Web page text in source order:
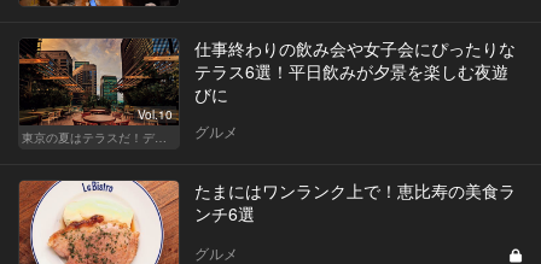
Vol.10
東京の夏はテラスだ！デートも女子会も盛り上がること間違いなし！
仕事終わりの飲み会や女子会にぴったりな
テラス6選！平日飲みが夕景を楽しむ夜遊
びに
グルメ
たまにはワンランク上で！恵比寿の美食ラ
ンチ6選
グルメ